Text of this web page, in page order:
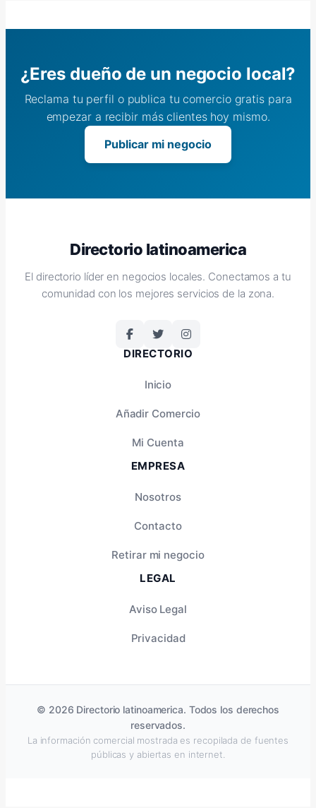
¿Eres dueño de un negocio local?
Reclama tu perfil o publica tu comercio gratis para
empezar a recibir más clientes hoy mismo.
Publicar mi negocio
Directorio latinoamerica
El directorio líder en negocios locales. Conectamos a tu
comunidad con los mejores servicios de la zona.
DIRECTORIO
Inicio
Añadir Comercio
Mi Cuenta
EMPRESA
Nosotros
Contacto
Retirar mi negocio
LEGAL
Aviso Legal
Privacidad
© 2026 Directorio latinoamerica. Todos los derechos
reservados.
La información comercial mostrada es recopilada de fuentes
públicas y abiertas en internet.